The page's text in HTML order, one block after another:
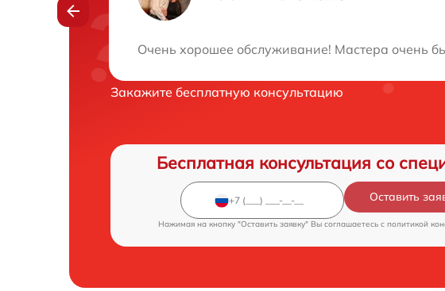
Очень хорошее обслуживание! Мастера очень
Нужна консультация?
Закажите бесплатную консультацию
Бесплатная консультация со
Оставить
Нажимая на кнопку "Оставить заявку" Вы соглашаетесь c политикой